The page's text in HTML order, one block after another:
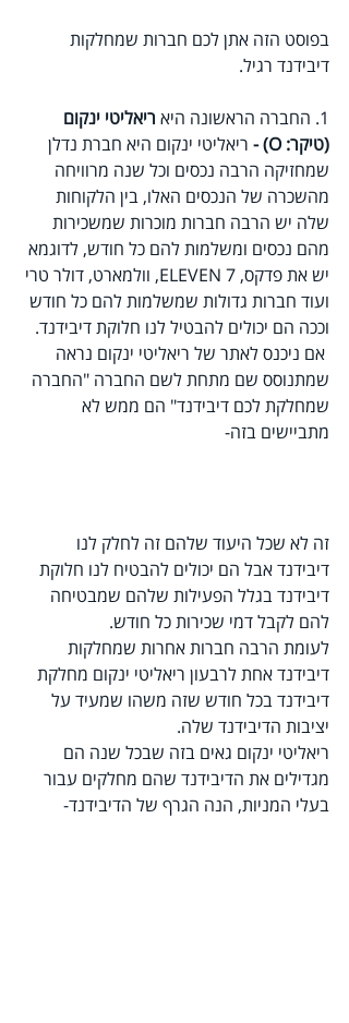
בפוסט הזה אתן לכם חברות שמחלקות
דיבידנד רגיל.
1. החברה הראשונה היא
ריאליטי ינקום
(טיקר: O) -
ריאליטי ינקום היא חברת נדלן
שמחזיקה הרבה נכסים וכל שנה מרוויחה
מהשכרה של הנכסים האלו, בין הלקוחות
שלה יש הרבה חברות מוכרות שמשכירות
מהם נכסים ומשלמות להם כל חודש, לדוגמא
יש את פדקס, 7 ELEVEN, וולמארט, דולר טרי
ועוד חברות גדולות שמשלמות להם כל חודש
וככה הם יכולים להבטיל לנו חלוקת דיבידנד.
אם ניכנס לאתר של ריאליטי ינקום נראה
שמתנוסס שם מתחת לשם החברה "החברה
שמחלקת לכם דיבידנד" הם ממש לא
מתביישים בזה-
זה לא שכל היעוד שלהם זה לחלק לנו
דיבידנד אבל הם יכולים להבטיח לנו חלוקת
דיבידנד בגלל הפעילות שלהם שמבטיחה
להם לקבל דמי שכירות כל חודש.
לעומת הרבה חברות אחרות שמחלקות
דיבידנד אחת לרבעון ריאליטי ינקום מחלקת
דיבידנד בכל חודש שזה משהו שמעיד על
יציבות הדיבידנד שלה.
ריאליטי ינקום גאים בזה שבכל שנה הם
מגדילים את הדיבידנד שהם מחלקים עבור
בעלי המניות, הנה הגרף של הדיבידנד-